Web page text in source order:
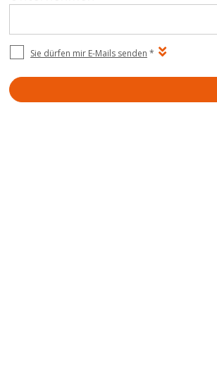
Sie dürfen mir E-Mails senden *